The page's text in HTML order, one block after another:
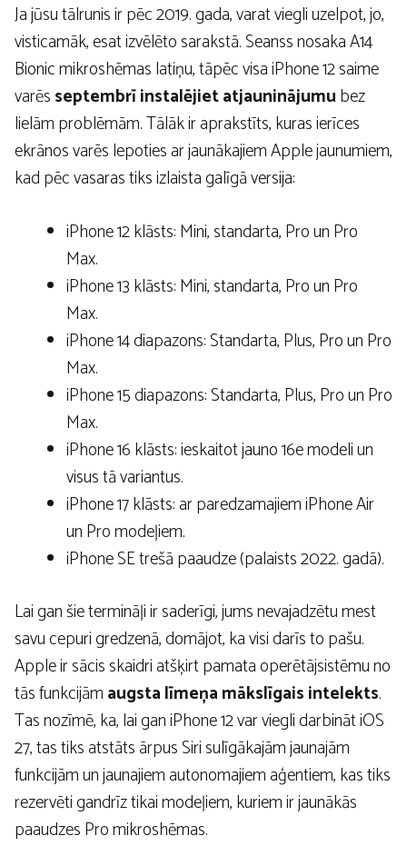
Ja jūsu tālrunis ir pēc 2019. gada, varat viegli uzelpot, jo,
visticamāk, esat izvēlēto sarakstā. Seanss nosaka A14
Bionic mikroshēmas latiņu, tāpēc visa iPhone 12 saime
varēsseptembrī instalējiet atjauninājumubez
lielām problēmām. Tālāk ir aprakstīts, kuras ierīces
ekrānos varēs lepoties ar jaunākajiem Apple jaunumiem,
kad pēc vasaras tiks izlaista galīgā versija:
iPhone 12 klāsts: Mini, standarta, Pro un Pro
Max.
iPhone 13 klāsts: Mini, standarta, Pro un Pro
Max.
iPhone 14 diapazons: Standarta, Plus, Pro un Pro
Max.
iPhone 15 diapazons: Standarta, Plus, Pro un Pro
Max.
iPhone 16 klāsts: ieskaitot jauno 16e modeli un
visus tā variantus.
iPhone 17 klāsts: ar paredzamajiem iPhone Air
un Pro modeļiem.
iPhone SE trešā paaudze (palaists 2022. gadā).
Lai gan šie termināļi ir saderīgi, jums nevajadzētu mest
savu cepuri gredzenā, domājot, ka visi darīs to pašu.
Apple ir sācis skaidri atšķirt pamata operētājsistēmu no
tās funkcijāmaugsta līmeņa mākslīgais intelekts.
Tas nozīmē, ka, lai gan iPhone 12 var viegli darbināt iOS
27, tas tiks atstāts ārpus Siri sulīgākajām jaunajām
funkcijām un jaunajiem autonomajiem aģentiem, kas tiks
rezervēti gandrīz tikai modeļiem, kuriem ir jaunākās
paaudzes Pro mikroshēmas.